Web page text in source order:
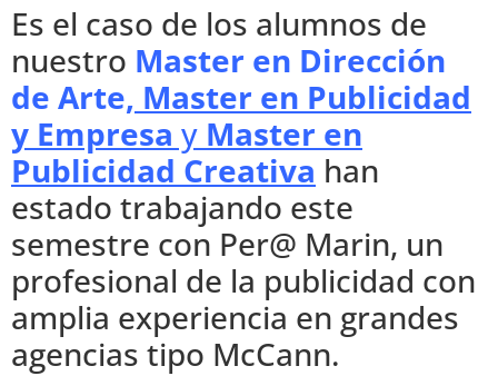
Es el caso de los alumnos de
nuestro Master en Dirección
de Arte, Master en Publicidad
y Empresa y Master en
Publicidad Creativa han
estado trabajando este
semestre con Per@ Marin, un
profesional de la publicidad con
amplia experiencia en grandes
agencias tipo McCann.